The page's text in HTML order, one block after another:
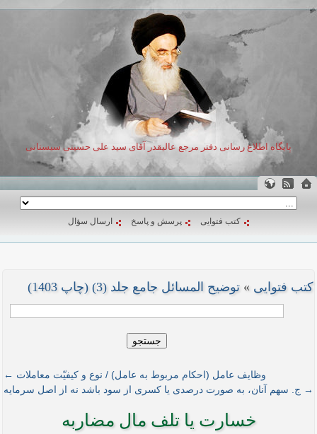
پایگاه اطلاع رسانی دفتر مرجع عالیقدر آقای سید علی حسینی سیستانی
کتب فتوایی پرسش و پاسخ ارسال سؤال
کتب فتوایی » توضیح المسائل جامع جلد (3) (چاپ 1403)
جستجو
وظایف عامل (احکام مربوط به عامل) / نوع و کیفیّت معاملات ←
→ ج. سهم آنان، به صورت درصدی یا کسری از سود باشد نه از اصل سرمایه
خسارت یا تلف مال مضاربه